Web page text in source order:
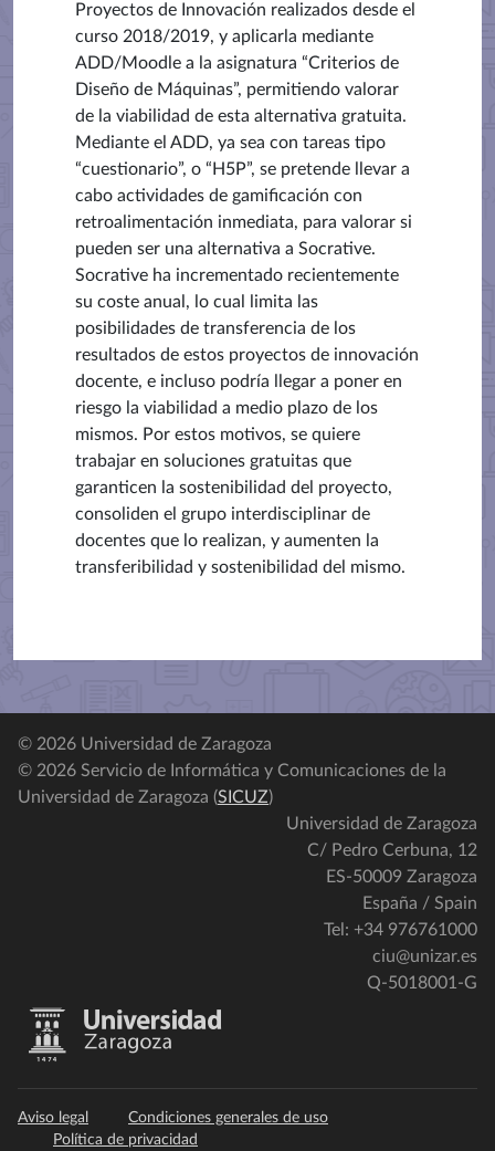
Proyectos de Innovación realizados desde el
curso 2018/2019, y aplicarla mediante
ADD/Moodle a la asignatura “Criterios de
Diseño de Máquinas”, permitiendo valorar
de la viabilidad de esta alternativa gratuita.
Mediante el ADD, ya sea con tareas tipo
“cuestionario”, o “H5P”, se pretende llevar a
cabo actividades de gamificación con
retroalimentación inmediata, para valorar si
pueden ser una alternativa a Socrative.
Socrative ha incrementado recientemente
su coste anual, lo cual limita las
posibilidades de transferencia de los
resultados de estos proyectos de innovación
docente, e incluso podría llegar a poner en
riesgo la viabilidad a medio plazo de los
mismos. Por estos motivos, se quiere
trabajar en soluciones gratuitas que
garanticen la sostenibilidad del proyecto,
consoliden el grupo interdisciplinar de
docentes que lo realizan, y aumenten la
transferibilidad y sostenibilidad del mismo.
© 2026 Universidad de Zaragoza
© 2026 Servicio de Informática y Comunicaciones de la
Universidad de Zaragoza (SICUZ)
Universidad de Zaragoza
C/ Pedro Cerbuna, 12
ES-50009 Zaragoza
España / Spain
Tel: +34 976761000
ciu@unizar.es
Q-5018001-G
Aviso legal
Condiciones generales de uso
Política de privacidad